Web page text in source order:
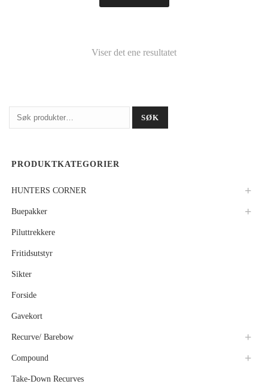
Viser det ene resultatet
Søk
etter:
SØK
PRODUKTKATEGORIER
HUNTERS CORNER
Buepakker
Piluttrekkere
Fritidsutstyr
Sikter
Forside
Gavekort
Recurve/ Barebow
Compound
Take-Down Recurves